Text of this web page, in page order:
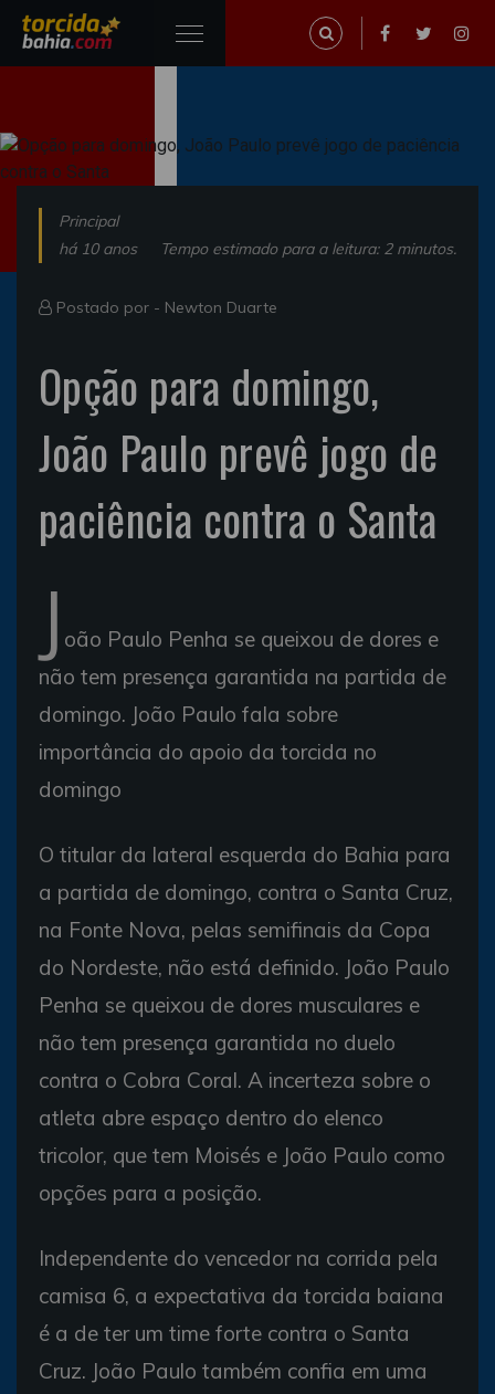
Principal
há 10 anos
Tempo estimado para a leitura: 2 minutos.
Postado por - Newton Duarte
Opção para domingo,
João Paulo prevê jogo de
paciência contra o Santa
J oão Paulo Penha se queixou de dores e
não tem presença garantida na partida de
domingo. João Paulo fala sobre
importância do apoio da torcida no
domingo
O titular da lateral esquerda do Bahia para
a partida de domingo, contra o Santa Cruz,
na Fonte Nova, pelas semifinais da Copa
do Nordeste, não está definido. João Paulo
Penha se queixou de dores musculares e
não tem presença garantida no duelo
contra o Cobra Coral. A incerteza sobre o
atleta abre espaço dentro do elenco
tricolor, que tem Moisés e João Paulo como
opções para a posição.
Independente do vencedor na corrida pela
camisa 6, a expectativa da torcida baiana
é a de ter um time forte contra o Santa
Cruz. João Paulo também confia em uma